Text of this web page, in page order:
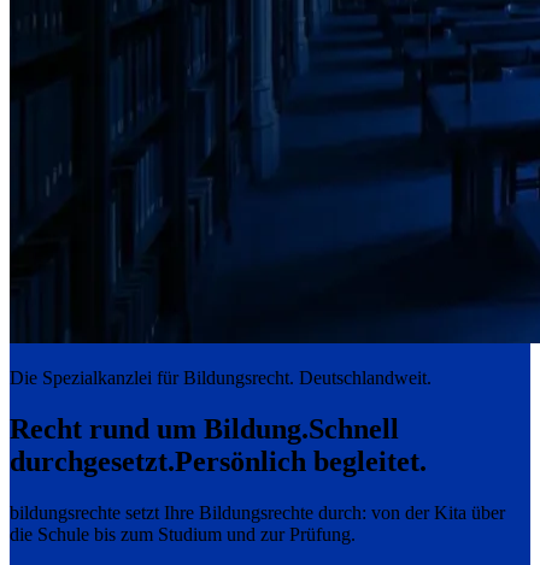
Die Spezialkanzlei für Bildungsrecht. Deutschlandweit.
Recht rund um Bildung.Schnell
durchgesetzt.Persönlich begleitet.
bildungsrechte setzt Ihre Bildungsrechte durch: von der Kita über
die Schule bis zum Studium und zur Prüfung.